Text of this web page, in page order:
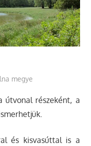
megye
útvonal részeként, a
és kisvasúttal is a